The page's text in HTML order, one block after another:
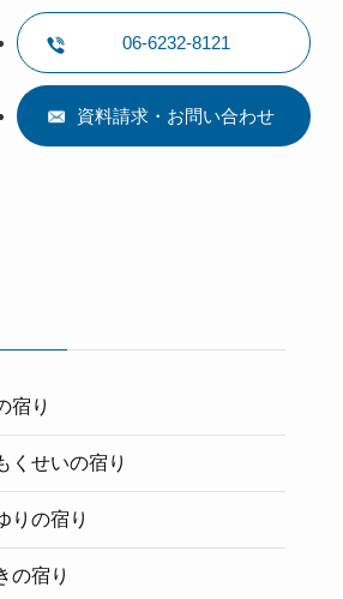
06-6232-8121
資料請求・お問い合わせ
宿り
くせいの宿り
りの宿り
の宿り